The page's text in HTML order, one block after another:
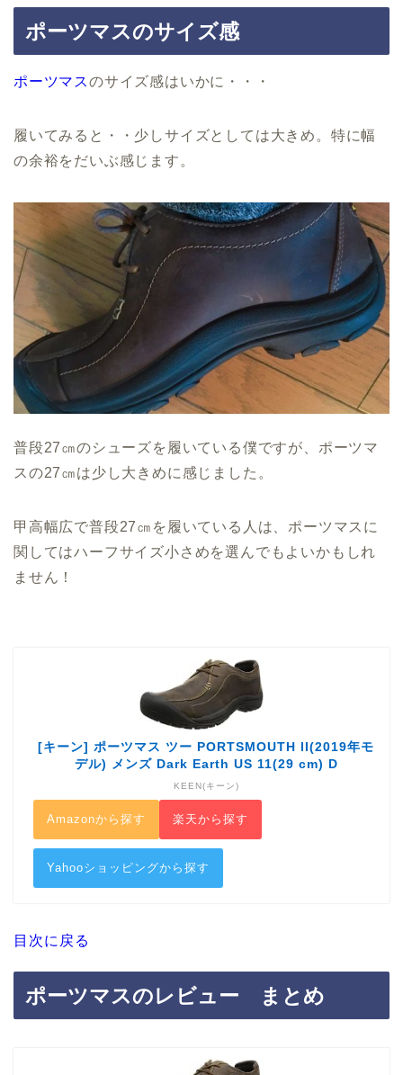
ポーツマスのサイズ感
ポーツマスのサイズ感はいかに・・・
履いてみると・・少しサイズとしては大きめ。特に幅
の余裕をだいぶ感じます。
普段27㎝のシューズを履いている僕ですが、ポーツマ
スの27㎝は少し大きめに感じました。
甲高幅広で普段27㎝を履いている人は、ポーツマスに
関してはハーフサイズ小さめを選んでもよいかもしれ
ません！
[キーン] ポーツマス ツー PORTSMOUTH II(2019年モ
デル) メンズ Dark Earth US 11(29 cm) D
KEEN(キーン)
Amazonから探す 楽天から探す
Yahooショッピングから探す
目次に戻る
ポーツマスのレビュー まとめ